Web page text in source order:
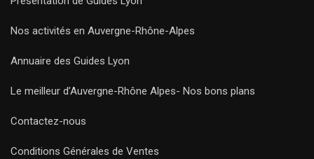
Nos activités en Auvergne-Rhône-Alpes
Annuaire des Guides Lyon
Le meilleur d’Auvergne-Rhône Alpes- Nos bons plans
Contactez-nous
Conditions Générales de Ventes